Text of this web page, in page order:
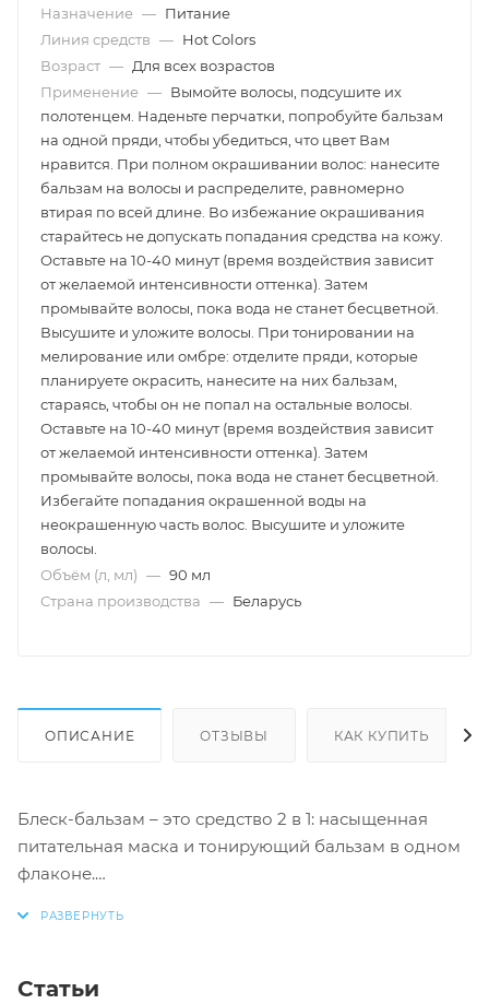
Назначение — Питание
Линия средств — Hot Colors
Возраст — Для всех возрастов
Применение — Вымойте волосы, подсушите их
полотенцем. Наденьте перчатки, попробуйте бальзам
на одной пряди, чтобы убедиться, что цвет Вам
нравится. При полном окрашивании волос: нанесите
бальзам на волосы и распределите, равномерно
втирая по всей длине. Во избежание окрашивания
старайтесь не допускать попадания средства на кожу.
Оставьте на 10-40 минут (время воздействия зависит
от желаемой интенсивности оттенка). Затем
промывайте волосы, пока вода не станет бесцветной.
Высушите и уложите волосы. При тонировании на
мелирование или омбре: отделите пряди, которые
планируете окрасить, нанесите на них бальзам,
стараясь, чтобы он не попал на остальные волосы.
Оставьте на 10-40 минут (время воздействия зависит
от желаемой интенсивности оттенка). Затем
промывайте волосы, пока вода не станет бесцветной.
Избегайте попадания окрашенной воды на
неокрашенную часть волос. Высушите и уложите
волосы.
Объём (л, мл) — 90 мл
Страна производства — Беларусь
ОПИСАНИЕ ОТЗЫВЫ КАК КУПИТЬ
Блеск-бальзам – это средство 2 в 1: насыщенная
питательная маска и тонирующий бальзам в одном
флаконе.
потребуют дополнительного ухода и станут более
Статьи